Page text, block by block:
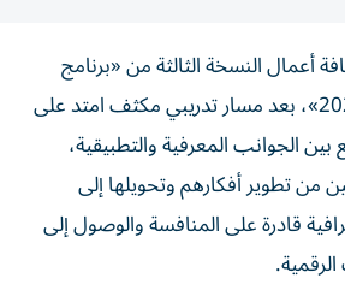
أعمال النسخة الثالثة من «برنامج
البودكاست العربي 2026»، بعد مسار تدريبي مكثف امتد على
الجوانب المعرفية والتطبيقية،
من تطوير أفكارهم وتحويلها إلى
قادرة على المنافسة والوصول إلى